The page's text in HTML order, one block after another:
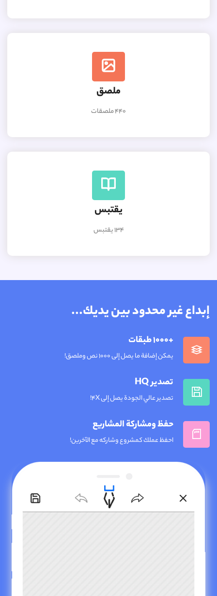
ملصق
440 ملصقات
يقتبس
134 يقتبس
إبداع غير محدود بين يديك...
+1000 طبقات
يمكن إضافة ما يصل إلى 1000 نص وملصق!
تصدير HQ
تصدير عالي الجودة يصل إلى 4X!
حفظ ومشاركة المشاريع
احفظ عملك كمشروع وشاركه مع الآخرين!